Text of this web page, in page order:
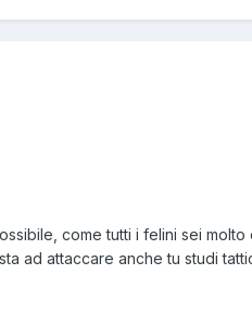
come tutti i felini sei molto
ad attaccare anche tu studi